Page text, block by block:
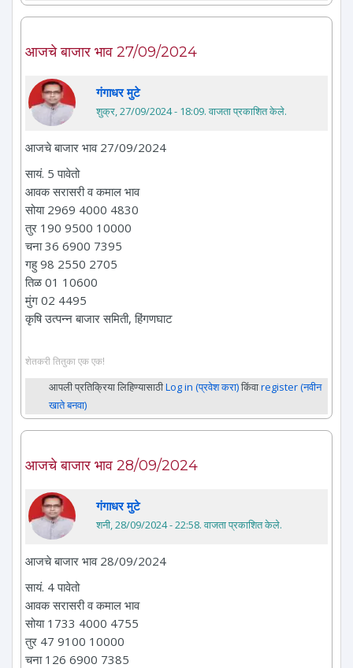
आजचे बाजार भाव 27/09/2024
गंगाधर मुटे
शुक्र, 27/09/2024 - 18:09. वाजता प्रकाशित केले.
आजचे बाजार भाव 27/09/2024
सायं. 5 पावेतो
आवक सरासरी व कमाल भाव
सोया 2969 4000 4830
तुर 190 9500 10000
चना 36 6900 7395
गहु 98 2550 2705
तिळ 01 10600
मुंग 02 4495
कृषि उत्पन्न बाजार समिती, हिंगणघाट
शेतकरी तितुका एक एक!
आपली प्रतिक्रिया लिहिण्यासाठीLog in (प्रवेश करा)किंवाregister (नवीन
खाते बनवा)
आजचे बाजार भाव 28/09/2024
गंगाधर मुटे
शनी, 28/09/2024 - 22:58. वाजता प्रकाशित केले.
आजचे बाजार भाव 28/09/2024
सायं. 4 पावेतो
आवक सरासरी व कमाल भाव
सोया 1733 4000 4755
तुर 47 9100 10000
चना 126 6900 7385